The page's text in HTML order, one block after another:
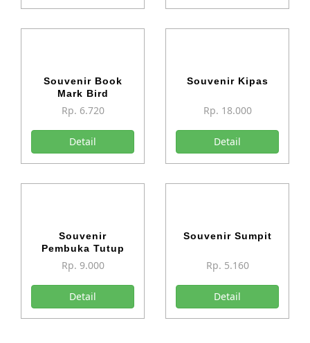
Souvenir Book
Mark Bird
Rp. 6.720
Detail
Souvenir Kipas
Rp. 18.000
Detail
Souvenir
Pembuka Tutup
Botol Sandal
Rp. 9.000
Detail
Souvenir Sumpit
Rp. 5.160
Detail